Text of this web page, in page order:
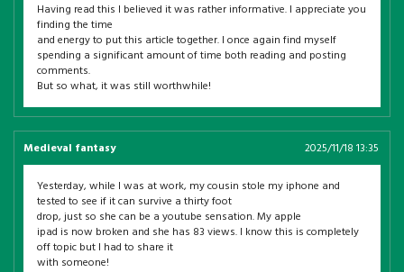
Having read this I believed it was rather informative. I appreciate you
finding the time
and energy to put this article together. I once again find myself
spending a significant amount of time both reading and posting
comments.
But so what, it was still worthwhile!
Medieval fantasy 2025/11/18 13:35
Yesterday, while I was at work, my cousin stole my iphone and
tested to see if it can survive a thirty foot
drop, just so she can be a youtube sensation. My apple
ipad is now broken and she has 83 views. I know this is completely
off topic but I had to share it
with someone!